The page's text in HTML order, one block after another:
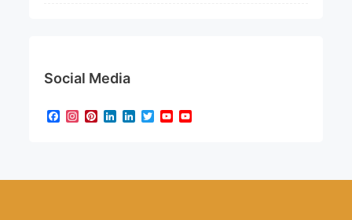
Social Media
Facebook
Instagram
Pinterest
LinkedIn
LinkedIn
TwitterYouTube